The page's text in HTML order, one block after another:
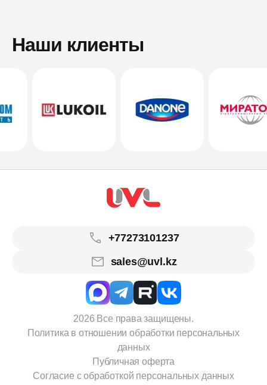
Наши клиенты
+77273101237
sales@uvl.kz
2026 Все права защищены.
Политика в отношении обработки персональных
данных
Публичная оферта
Согласие с обработкой персональных данных